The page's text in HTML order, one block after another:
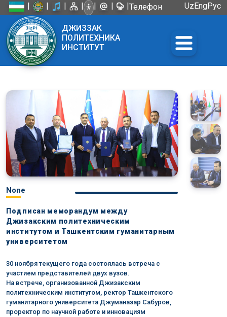
| | | | | | |Телефон
UzEngРус
ДЖИЗЗАК
ПОЛИТЕХНИКА
ИНСТИТУТ
None
Подписан меморандум между
Джизакским политехническим
институтом и Ташкентским гуманитарным
университетом
30 ноября текущего года состоялась встреча с
участием представителей двух вузов.
На встрече, организованной Джизакским
политехническим институтом, ректор Ташкентского
гуманитарного университета Джуманазар Сабуров,
проректор по научной работе и инновациям